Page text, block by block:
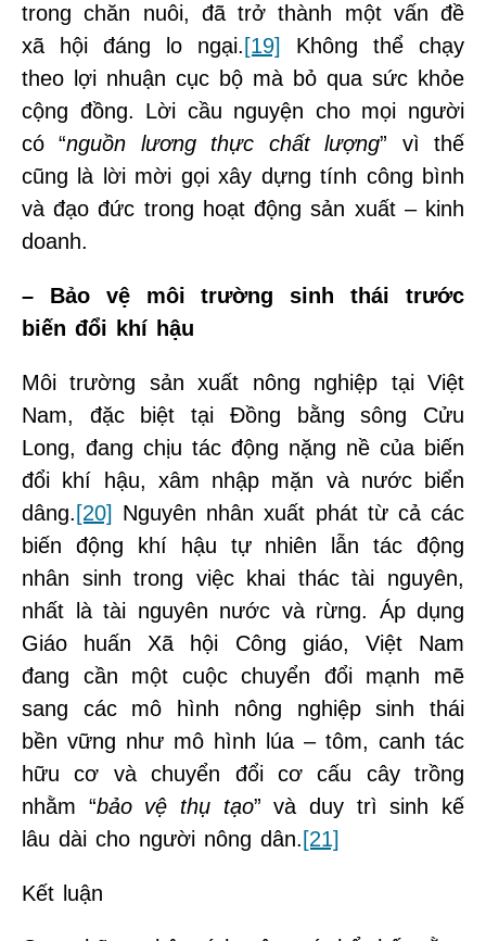
trong chăn nuôi, đã trở thành một vấn đề
xã hội đáng lo ngại. [19]
Không thể chạy
theo lợi nhuận cục bộ mà bỏ qua sức khỏe
cộng đồng. Lời cầu nguyện cho mọi người
có “nguồn lương thực chất lượng” vì thế
cũng là lời mời gọi xây dựng tính công bình
và đạo đức trong hoạt động sản xuất – kinh
doanh.
– Bảo vệ môi trường sinh thái trước
biến đổi khí hậu
Môi trường sản xuất nông nghiệp tại Việt
Nam, đặc biệt tại Đồng bằng sông Cửu
Long, đang chịu tác động nặng nề của biến
đổi khí hậu, xâm nhập mặn và nước biển
dâng. [20] Nguyên nhân xuất phát từ cả các
biến động khí hậu tự nhiên lẫn tác động
nhân sinh trong việc khai thác tài nguyên,
nhất là tài nguyên nước và rừng. Áp dụng
Giáo huấn Xã hội Công giáo, Việt Nam
đang cần một cuộc chuyển đổi mạnh mẽ
sang các mô hình nông nghiệp sinh thái
bền vững như mô hình lúa – tôm, canh tác
hữu cơ và chuyển đổi cơ cấu cây trồng
nhằm “bảo vệ thụ tạo” và duy trì sinh kế
lâu dài cho người nông dân. [21]
Kết luận